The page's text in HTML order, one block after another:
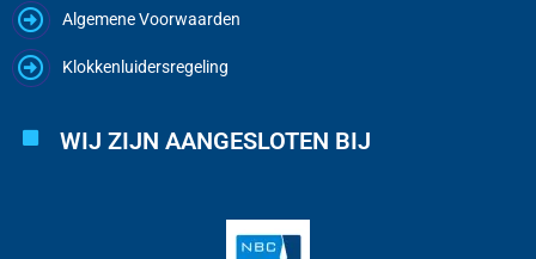
Algemene Voorwaarden
Klokkenluidersregeling
WIJ ZIJN AANGESLOTEN BIJ